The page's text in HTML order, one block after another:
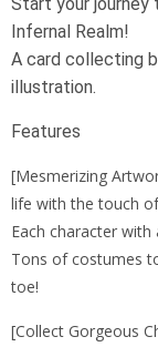
Infernal Realm!
A card collecting
illustration.
Features
[Mesmerizing
life with the touch
Each character
Tons of costumes
toe!
[Collect Gorgeous